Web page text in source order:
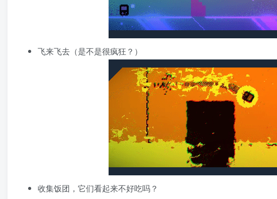
飞来飞去（是不是很疯狂？）
收集饭团，它们看起来不好吃吗？